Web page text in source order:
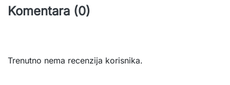
Komentara (0)
Trenutno nema recenzija korisnika.